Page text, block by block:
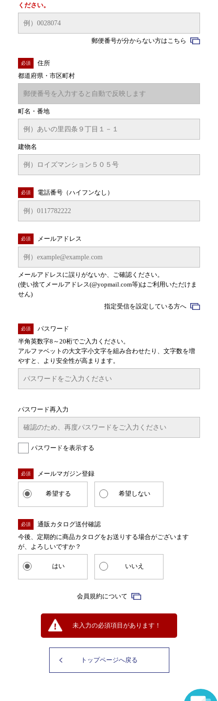
ください。
郵便番号が分からない方はこちら
必須
住所
都道府県・市区町村
町名・番地
建物名
必須 電話番号（ハイフンなし）
必須 メールアドレス
メールアドレスに誤りがないか、ご確認ください。
(使い捨てメールアドレス(@yopmail.com等)はご利用いただけま
せん)
指定受信を設定している方へ
必須
パスワード
半角英数字8～20桁でご入力ください。
アルファベットの大文字小文字を組み合わせたり、文字数を増
やすと、より安全性が高まります。
パスワード再入力
パスワードを表示する
必須 メールマガジン登録
希望する 希望しない
必須
通販カタログ送付確認
今後、定期的に商品カタログをお送りする場合がございます
が、よろしいですか？
はい いいえ
会員規約について
未入力の必須項目があります！
トップページへ戻る